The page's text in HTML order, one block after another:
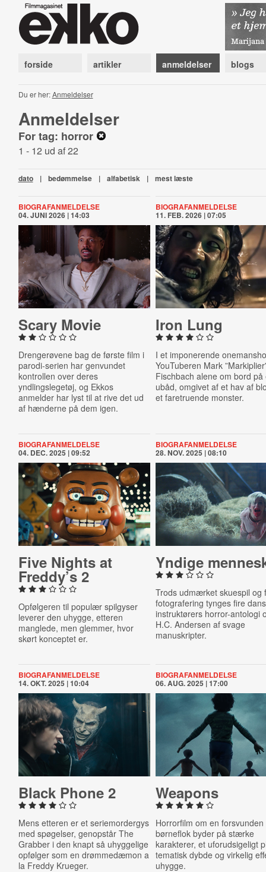
forside artikler anmeldelser blogs
Du er her:Anmeldelser
Anmeldelser
For tag: horror
1 - 12 ud af 22
dato | bedømmelse | alfabetisk | mest læste
BIOGRAFANMELDELSE
04. JUNI 2026 | 14:03
Scary Movie
Drengerøvene bag de første film i
parodi-serien har genvundet
kontrollen over deres
yndlingslegetøj, og Ekkos
anmelder har lyst til at rive det ud
af hænderne på dem igen.
BIOGRAFANMELDELSE
11. FEB. 2026 | 07:05
Iron Lung
I et imponerende
YouTuberen Mark
Fischbach alene om bord på
ubåd, omgivet af et hav af
et faretruende monster.
BIOGRAFANMELDELSE
04. DEC. 2025 | 09:52
Five Nights at
Freddy’s 2
Opfølgeren til populær spilgyser
leverer den uhygge, etteren
manglede, men glemmer, hvor
skørt konceptet er.
BIOGRAFANMELDELSE
28. NOV. 2025 | 08:10
Yndige
Trods udmærket skuespil og
fotografering tynges fire
instruktørers horror-antologi
H.C. Andersen af svage
manuskripter.
BIOGRAFANMELDELSE
14. OKT. 2025 | 10:04
Black Phone 2
Mens etteren er et seriemordergys
med spøgelser, genopstår The
Grabber i den knapt så uhyggelige
opfølger som en drømmedæmon a
la Freddy Krueger.
BIOGRAFANMELDELSE
06. AUG. 2025 | 17:00
Weapons
Horrorfilm om en forsvunden
børneflok byder på stærke
karakterer, et uforudsigeligt
tematisk dybde og virkelig
uhygge.